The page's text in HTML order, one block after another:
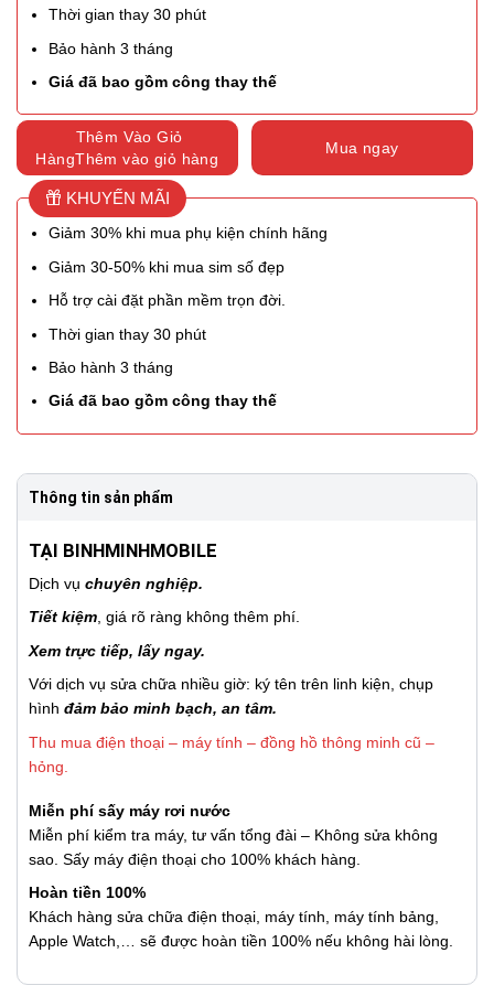
Thời gian thay 30 phút
Bảo hành 3 tháng
Giá đã bao gồm công thay thế
Thêm Vào Giỏ
HàngThêm vào giỏ hàng
Mua ngay
KHUYẾN MÃI
Giảm 30% khi mua phụ kiện chính hãng
Giảm 30-50% khi mua sim số đẹp
Hỗ trợ cài đặt phần mềm trọn đời.
Thời gian thay 30 phút
Bảo hành 3 tháng
Giá đã bao gồm công thay thế
Thông tin sản phẩm
TẠI BINHMINHMOBILE
Dịch vụ chuyên nghiệp.
Tiết kiệm, giá rõ ràng không thêm phí.
Xem trực tiếp, lấy ngay.
Với dịch vụ sửa chữa nhiều giờ: ký tên trên linh kiện, chụp
hình đảm bảo minh bạch, an tâm.
Thu mua điện thoại – máy tính – đồng hồ thông minh cũ –
hỏng.
Miễn phí sấy máy rơi nước
Miễn phí kiểm tra máy, tư vấn tổng đài – Không sửa không
sao. Sấy máy điện thoại cho 100% khách hàng.
Hoàn tiền 100%
Khách hàng sửa chữa điện thoại, máy tính, máy tính bảng,
Apple Watch,… sẽ được hoàn tiền 100% nếu không hài lòng.